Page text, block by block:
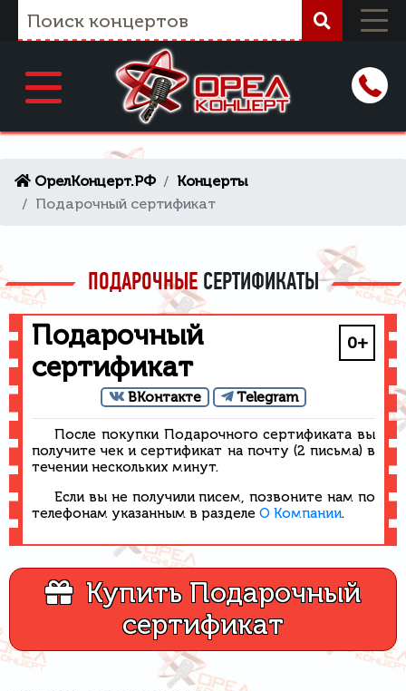
ОрелКонцерт.РФ
Концерты
Подарочный сертификат
ПОДАРОЧНЫЕСЕРТИФИКАТЫ
0+
Подарочный
сертификат
ВКонтакте Telegram
После покупки Подарочного сертификата вы
получите чек и сертификат на почту (2 письма) в
течении нескольких минут.
Если вы не получили писем, позвоните нам по
телефонам указанным в разделе О Компании.
Купить Подарочный
сертификат